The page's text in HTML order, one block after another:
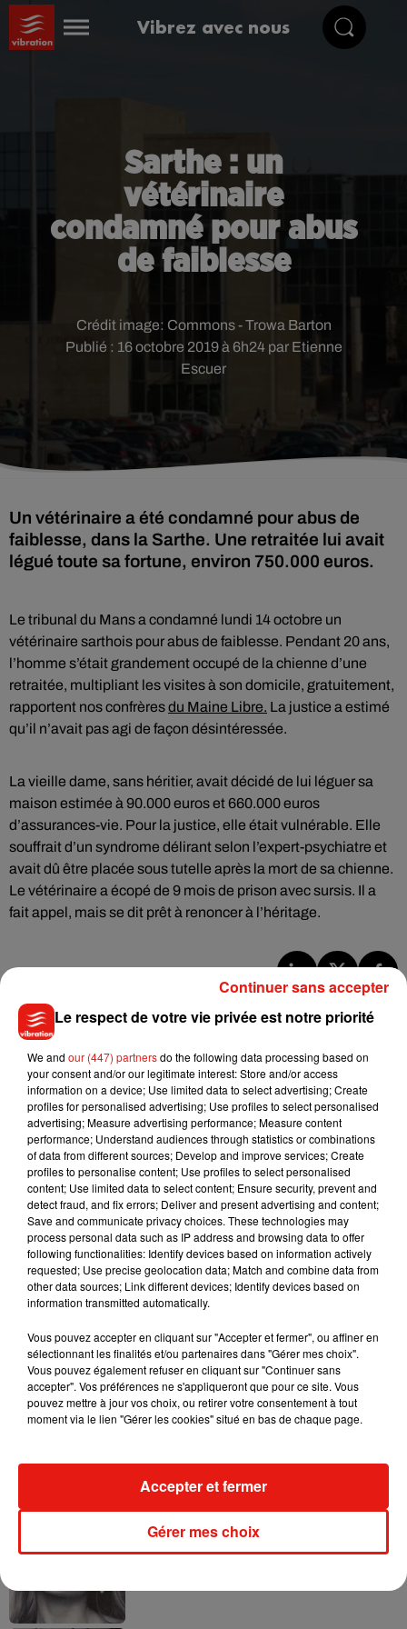
Vibrez avec nous
Sarthe : un
vétérinaire
condamné pour abus
de faiblesse
Publié : 16 octobre 2019 à 6h24 par Etienne
Escuer
Crédit image: Commons - Trowa Barton
Un vétérinaire a été condamné pour abus de
faiblesse, dans la Sarthe. Une retraitée lui avait
légué toute sa fortune, environ 750.000 euros.
Le tribunal du Mans a condamné lundi 14 octobre un
vétérinaire sarthois pour abus de faiblesse. Pendant 20 ans,
l’homme s’était grandement occupé de la chienne d’une
retraitée, multipliant les visites à son domicile, gratuitement,
rapportent nos confrèresdu Maine Libre. La justice a estimé
qu’il n’avait pas agi de façon désintéressée.
La vieille dame, sans héritier, avait décidé de lui léguer sa
maison estimée à 90.000 euros et 660.000 euros
d’assurances-vie. Pour la justice, elle était vulnérable. Elle
souffrait d’un syndrome délirant selon l’expert-psychiatre et
avait dû être placée sous tutelle après la mort de sa chienne.
Le vétérinaire a écopé de 9 mois de prison avec sursis. Il a
fait appel, mais se dit prêt à renoncer à l’héritage.
Musique
5 août 2026
Benny Blanco invite Selena Gomez et
Becky G sur son nouveau single
4 août 2026
Tiny Desk invite Charlie Puth pour une
live session solaire
4 août 2026
Ariana Grande prendra une pause après
Grand Corps Malade emmène Styleto
Ariana Grande se libère dans son nouvel
Le respect de votre vie privée est notre priorité
We and our (447) partnersdo the following data processing based on
your consent and/or our legitimate interest: Store and/or access
information on a device; Use limited data to select advertising; Create
profiles for personalised advertising; Use profiles to select personalised
advertising; Measure advertising performance; Measure content
performance; Understand audiences through statistics or combinations
of data from different sources; Develop and improve services; Create
profiles to personalise content; Use profiles to select personalised
content; Use limited data to select content; Ensure security, prevent and
detect fraud, and fix errors; Deliver and present advertising and content;
Save and communicate privacy choices. These technologies may
process personal data such as IP address and browsing data to offer
following functionalities: Identify devices based on information actively
requested; Use precise geolocation data; Match and combine data from
other data sources; Link different devices; Identify devices based on
information transmitted automatically.
Vous pouvez accepter en cliquant sur "Accepter et fermer", ou affiner en
sélectionnant les finalités et/ou partenaires dans "Gérer mes choix".
Vous pouvez également refuser en cliquant sur "Continuer sans
accepter". Vos préférences ne s'appliqueront que pour ce site. Vous
pouvez mettre à jour vos choix, ou retirer votre consentement à tout
moment via le lien "Gérer les cookies" situé en bas de chaque page.
Gérer mes choix
Accepter et fermer
Continuer sans accepter